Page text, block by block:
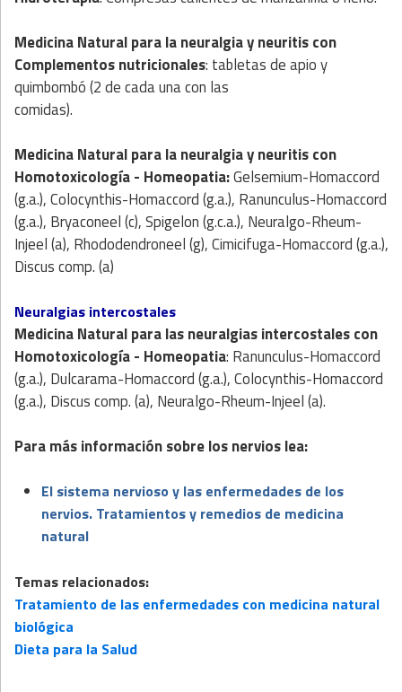
Medicina Naturalpara la neuralgia y neuritis con
Complementos nutricionales: tabletas de apio y
quimbombó (2 de cada una con las
comidas).
Medicina Naturalpara la neuralgia y neuritis con
Homotoxicología- Homeopatia:Gelsemium-Homaccord
(g.a.), Colocynthis-Homaccord (g.a.), Ranunculus-Homaccord
(g.a.), Bryaconeel (c), Spigelon (g.c.a.), Neuralgo-Rheum-
Injeel (a), Rhododendroneel (g), Cimicifuga-Homaccord (g.a.),
Discus comp. (a)
Neuralgias intercostales
Medicina Naturalpara las neuralgias intercostales con
Homotoxicología- Homeopatia: Ranunculus-Homaccord
(g.a.), Dulcarama-Homaccord (g.a.), Colocynthis-Homaccord
(g.a.), Discus comp. (a), Neuralgo-Rheum-Injeel (a).
Para más información sobre los nervios lea:
El sistema nervioso y las enfermedades de los
nervios. Tratamientos y remedios de medicina
natural
Temas relacionados:
Tratamiento de las enfermedades con medicina natural
biológica
Dieta para la Salud